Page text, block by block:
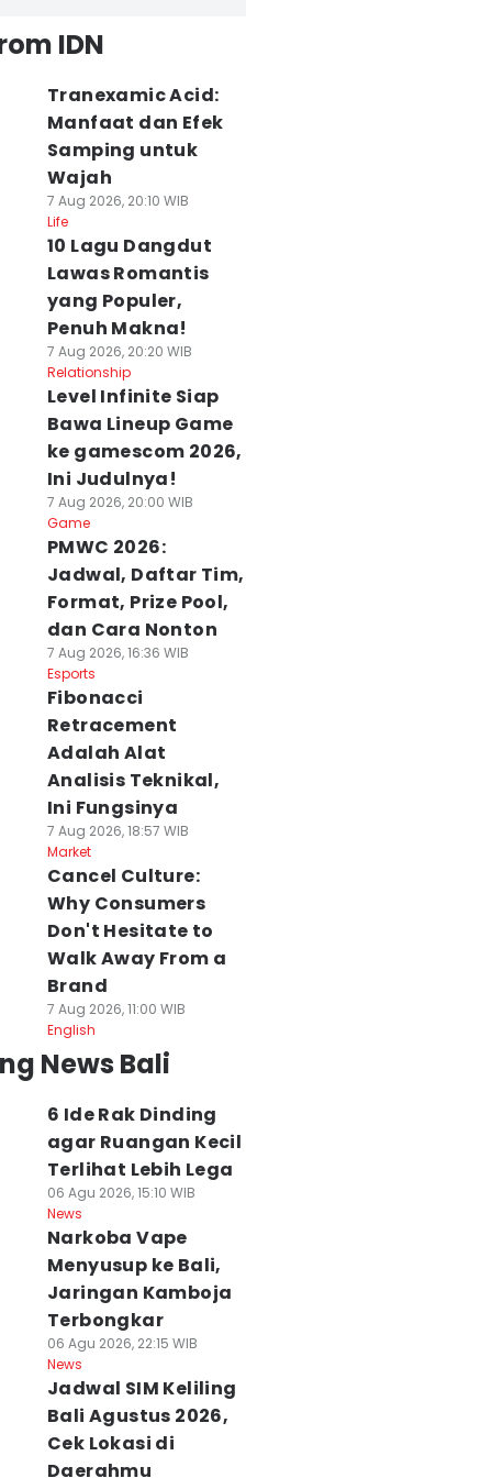
IDN
Tranexamic Acid:
Manfaat dan Efek
Samping untuk
Wajah
7 Aug 2026, 20:10 WIB
Life
10 Lagu Dangdut
Lawas Romantis
yang Populer,
Penuh Makna!
7 Aug 2026, 20:20 WIB
Relationship
Level Infinite Siap
Bawa Lineup Game
ke gamescom 2026,
Ini Judulnya!
7 Aug 2026, 20:00 WIB
Game
PMWC 2026:
Jadwal, Daftar Tim,
Format, Prize Pool,
dan Cara Nonton
7 Aug 2026, 16:36 WIB
Esports
Fibonacci
Retracement
Adalah Alat
Analisis Teknikal,
Ini Fungsinya
7 Aug 2026, 18:57 WIB
Market
Cancel Culture:
Why Consumers
Don't Hesitate to
Walk Away From a
Brand
7 Aug 2026, 11:00 WIB
English
News Bali
6 Ide Rak Dinding
agar Ruangan Kecil
Terlihat Lebih Lega
06 Agu 2026, 15:10 WIB
News
Narkoba Vape
Menyusup ke Bali,
Jaringan Kamboja
Terbongkar
06 Agu 2026, 22:15 WIB
News
Jadwal SIM Keliling
Bali Agustus 2026,
Cek Lokasi di
Daerahmu